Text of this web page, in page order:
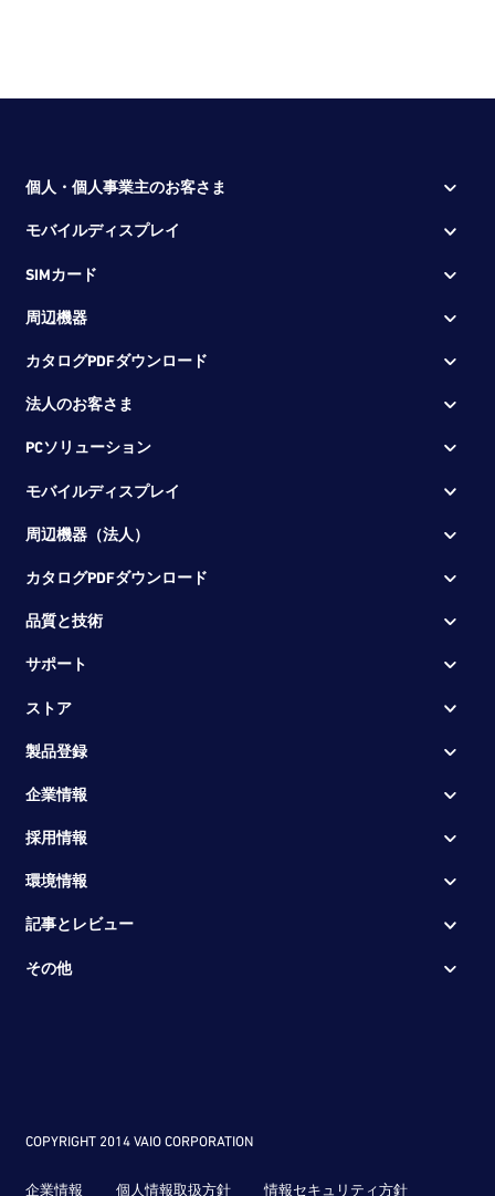
個人・個人事業主のお客さま
モバイルディスプレイ
SIMカード
周辺機器
カタログPDFダウンロード
法人のお客さま
PCソリューション
モバイルディスプレイ
周辺機器（法人）
カタログPDFダウンロード
品質と技術
サポート
ストア
製品登録
企業情報
採用情報
環境情報
記事とレビュー
その他
COPYRIGHT 2014 VAIO CORPORATION
企業情報 個人情報取扱方針 情報セキュリティ方針